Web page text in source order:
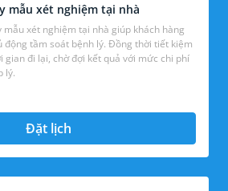
mẫu xét nghiệm tại nhà
mẫu xét nghiệm tại nhà giúp khách hàng
động tầm soát bệnh lý. Đồng thời tiết kiệm
chờ đợi kết quả với mức chi phí
lý.
Đặt lịch